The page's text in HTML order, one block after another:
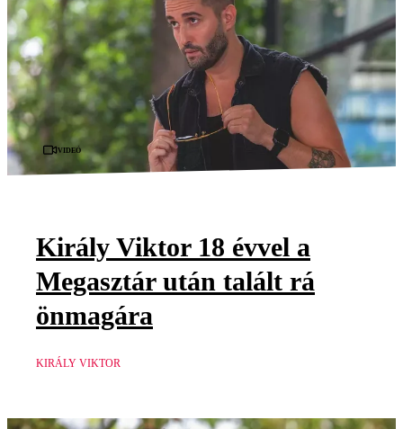
Videó
Király Viktor 18 évvel a
Megasztár után talált rá
önmagára
KIRÁLY VIKTOR